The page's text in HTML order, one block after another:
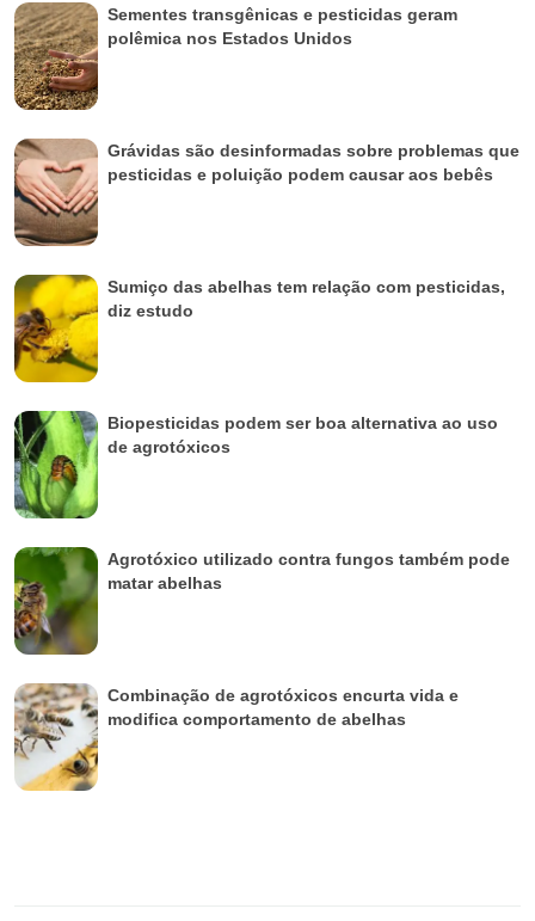
Sementes transgênicas e pesticidas geram
polêmica nos Estados Unidos
Grávidas são desinformadas sobre problemas que
pesticidas e poluição podem causar aos bebês
Sumiço das abelhas tem relação com pesticidas,
diz estudo
Biopesticidas podem ser boa alternativa ao uso
de agrotóxicos
Agrotóxico utilizado contra fungos também pode
matar abelhas
Combinação de agrotóxicos encurta vida e
modifica comportamento de abelhas